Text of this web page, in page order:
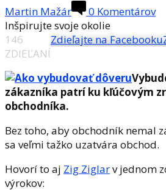
Martin Mažár
0 Komentárov
Inšpirujte svoje okolie
146
ZDIEĽANÍ
Zdieľajte na Facebooku
zákazníka patrí ku kľúčovým
obchodníka.
Bez toho, aby obchodník nemal
sa veľmi tažko uzatvára obchod.
Hovorí to aj Zig Ziglarv jednom
výrokov: